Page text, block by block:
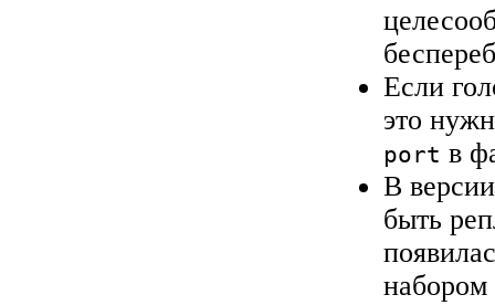
Если
это
port в
В
быть